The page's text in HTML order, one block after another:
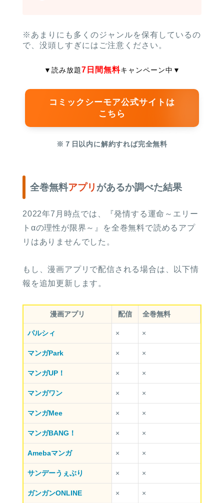
※あまりにも多くのジャンルを保有しているの
で、没頭しすぎにはご注意ください。
▼読み放題7日間無料キャンペーン中 ▼
コミックシーモア公式サイトは
こちら
※７日以内に解約すれば完全無料
全巻無料アプリ があるか調べた結果
2022年7月時点では、『発情する運命～エリー
トαの理性が限界～』を全巻無料で読めるアプ
リはありませんでした。
もし、漫画アプリで配信される場合は、以下情
報を追加更新します。
漫画アプリ 配信 全巻無料
パルシィ × ×
マンガPark × ×
マンガUP！ × ×
マンガワン × ×
マンガMee × ×
マンガBANG！ × ×
Amebaマンガ × ×
サンデーうぇぶり × ×
ガンガンONLINE × ×